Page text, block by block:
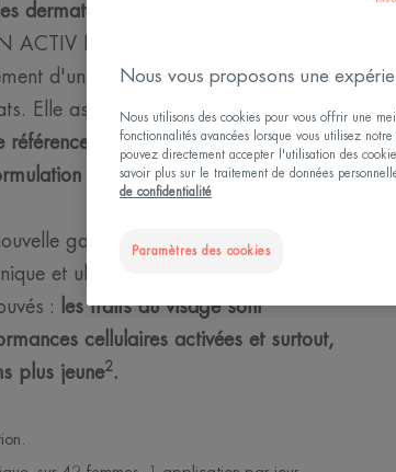
dermatologues esthétiques
ACTIV PROCEDURE peut être utilisée
d'un acte esthétique¹ pour en
Elle associe
des actifs
référence, utilisés en médecine
experte, pure et concentrée.
gamme, on retrouve la Crème
et ultra-efficace aux résultats
:
les traits du visage sont
cellulaires activées et surtout,
plus jeune2.
Nous vous proposons une
Nous utilisons des cookies pour vous offrir une
fonctionnalités avancées lorsque vous utilisez
pouvez directement accepter l'utilisation des
savoir plus sur le traitement de données
de confidentialité
Paramètres des cookies